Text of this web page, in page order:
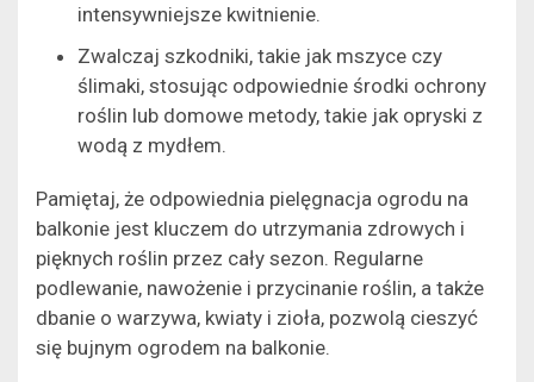
intensywniejsze kwitnienie.
Zwalczaj szkodniki, takie jak mszyce czy
ślimaki, stosując odpowiednie środki ochrony
roślin lub domowe metody, takie jak opryski z
wodą z mydłem.
Pamiętaj, że odpowiednia pielęgnacja ogrodu na
balkonie jest kluczem do utrzymania zdrowych i
pięknych roślin przez cały sezon. Regularne
podlewanie, nawożenie i przycinanie roślin, a także
dbanie o warzywa, kwiaty i zioła, pozwolą cieszyć
się bujnym ogrodem na balkonie.